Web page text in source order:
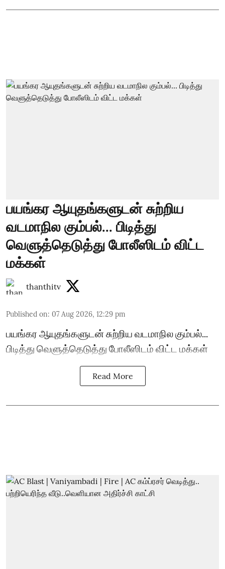
பயங்கர ஆயுதங்களுடன் சுற்றிய
வடமாநில கும்பல்... பிடித்து
வெளுத்தெடுத்து போலீஸிடம் விட்ட
மக்கள்
thanthitv
Published on: 07 Aug 2026, 12:29 pm
பயங்கர ஆயுதங்களுடன் சுற்றிய வடமாநில கும்பல்...
பிடித்து வெளுத்தெடுத்து போலீஸிடம் விட்ட மக்கள்
Read More